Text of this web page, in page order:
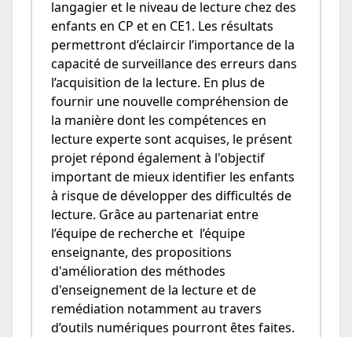
langagier et le niveau de lecture chez des
enfants en CP et en CE1. Les résultats
permettront d’éclaircir l’importance de la
capacité de surveillance des erreurs dans
l’acquisition de la lecture. En plus de
fournir une nouvelle compréhension de
la manière dont les compétences en
lecture experte sont acquises, le présent
projet répond également à l'objectif
important de mieux identifier les enfants
à risque de développer des difficultés de
lecture. Grâce au partenariat entre
l’équipe de recherche et l’équipe
enseignante, des propositions
d'amélioration des méthodes
d'enseignement de la lecture et de
remédiation notamment au travers
d’outils numériques pourront êtes faites.